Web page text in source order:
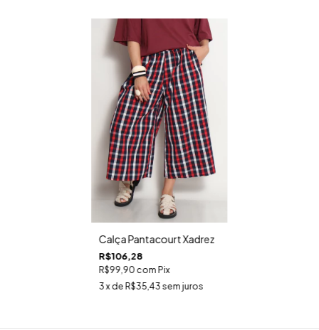
Calça Pantacourt Xadrez
R$106,28
R$99,90 com Pix
3x de R$35,43 sem juros